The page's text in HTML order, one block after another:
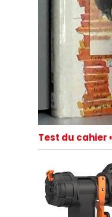
Test du cahier